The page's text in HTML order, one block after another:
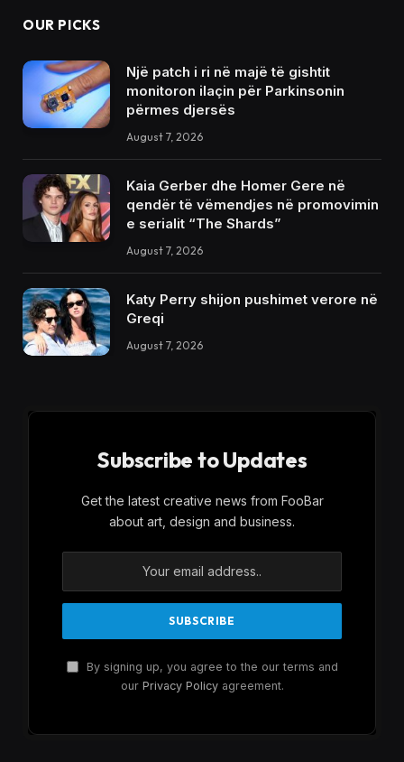
OUR PICKS
Një patch i ri në majë të gishtit
monitoron ilaçin për Parkinsonin
përmes djersës
August 7, 2026
Kaia Gerber dhe Homer Gere në
qendër të vëmendjes në promovimin
e serialit “The Shards”
August 7, 2026
Katy Perry shijon pushimet verore në
Greqi
August 7, 2026
Subscribe to Updates
Get the latest creative news from FooBar
about art, design and business.
By signing up, you agree to the our terms and
our Privacy Policyagreement.